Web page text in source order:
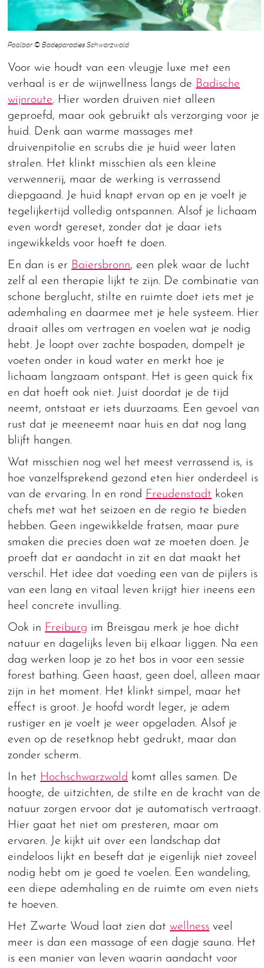
Poolbar © Badeparadies Schwarzwald
Voor wie houdt van een vleugje luxe met een
verhaal is er de wijnwellness langs de Badische
wijnroute. Hier worden druiven niet alleen
geproefd, maar ook gebruikt als verzorging voor je
huid. Denk aan warme massages met
druivenpitolie en scrubs die je huid weer laten
stralen. Het klinkt misschien als een kleine
verwennerij, maar de werking is verrassend
diepgaand. Je huid knapt ervan op en je voelt je
tegelijkertijd volledig ontspannen. Alsof je lichaam
even wordt gereset, zonder dat je daar iets
ingewikkelds voor hoeft te doen.
En dan is er Baiersbronn, een plek waar de lucht
zelf al een therapie lijkt te zijn. De combinatie van
schone berglucht, stilte en ruimte doet iets met je
ademhaling en daarmee met je hele systeem. Hier
draait alles om vertragen en voelen wat je nodig
hebt. Je loopt over zachte bospaden, dompelt je
voeten onder in koud water en merkt hoe je
lichaam langzaam ontspant. Het is geen quick fix
en dat hoeft ook niet. Juist doordat je de tijd
neemt, ontstaat er iets duurzaams. Een gevoel van
rust dat je meeneemt naar huis en dat nog lang
blijft hangen.
Wat misschien nog wel het meest verrassend is, is
hoe vanzelfsprekend gezond eten hier onderdeel is
van de ervaring. In en rond Freudenstadt koken
chefs met wat het seizoen en de regio te bieden
hebben. Geen ingewikkelde fratsen, maar pure
smaken die precies doen wat ze moeten doen. Je
proeft dat er aandacht in zit en dat maakt het
verschil. Het idee dat voeding een van de pijlers is
van een lang en vitaal leven krijgt hier ineens een
heel concrete invulling.
Ook in Freiburg im Breisgau merk je hoe dicht
natuur en dagelijks leven bij elkaar liggen. Na een
dag werken loop je zo het bos in voor een sessie
forest bathing. Geen haast, geen doel, alleen maar
zijn in het moment. Het klinkt simpel, maar het
effect is groot. Je hoofd wordt leger, je adem
rustiger en je voelt je weer opgeladen. Alsof je
even op de resetknop hebt gedrukt, maar dan
zonder scherm.
In het Hochschwarzwald komt alles samen. De
hoogte, de uitzichten, de stilte en de kracht van de
natuur zorgen ervoor dat je automatisch vertraagt.
Hier gaat het niet om presteren, maar om
ervaren. Je kijkt uit over een landschap dat
eindeloos lijkt en beseft dat je eigenlijk niet zoveel
nodig hebt om je goed te voelen. Een wandeling,
een diepe ademhaling en de ruimte om even niets
te hoeven.
Het Zwarte Woud laat zien datwellness veel
meer is dan een massage of een dagje sauna. Het
is een manier van leven waarin aandacht voor